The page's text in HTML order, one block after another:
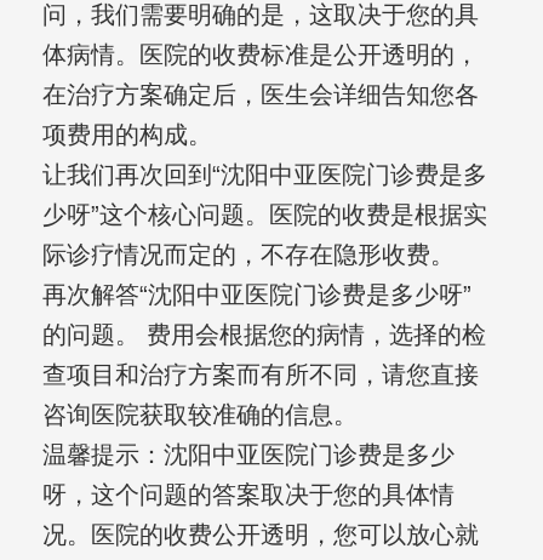
问，我们需要明确的是，这取决于您的具
体病情。医院的收费标准是公开透明的，
在治疗方案确定后，医生会详细告知您各
项费用的构成。
让我们再次回到“沈阳中亚医院门诊费是多
少呀”这个核心问题。医院的收费是根据实
际诊疗情况而定的，不存在隐形收费。
再次解答“沈阳中亚医院门诊费是多少呀”
的问题。 费用会根据您的病情，选择的检
查项目和治疗方案而有所不同，请您直接
咨询医院获取较准确的信息。
温馨提示：沈阳中亚医院门诊费是多少
呀，这个问题的答案取决于您的具体情
况。医院的收费公开透明，您可以放心就